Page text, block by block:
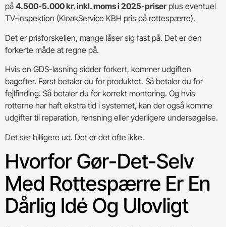
på 4.500-5.000 kr. inkl. moms i 2025-priser plus eventuel
TV-inspektion (KloakService KBH pris på rottespærre).
Det er prisforskellen, mange låser sig fast på. Det er den
forkerte måde at regne på.
Hvis en GDS-løsning sidder forkert, kommer udgiften
bagefter. Først betaler du for produktet. Så betaler du for
fejlfinding. Så betaler du for korrekt montering. Og hvis
rotterne har haft ekstra tid i systemet, kan der også komme
udgifter til reparation, rensning eller yderligere undersøgelse.
Det ser billigere ud. Det er det ofte ikke.
Hvorfor Gør-Det-Selv
Med Rottespærre Er En
Dårlig Idé Og Ulovligt